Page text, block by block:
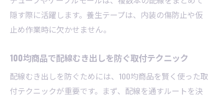
隠す際に活躍します。養生テープは、内装の傷防止や仮
止め作業時に欠かせません。
100均商品で配線むき出しを防ぐ取付テクニック
配線むき出しを防ぐためには、100均商品を賢く使った取
付テクニックが重要です。まず、配線を通すルートを決